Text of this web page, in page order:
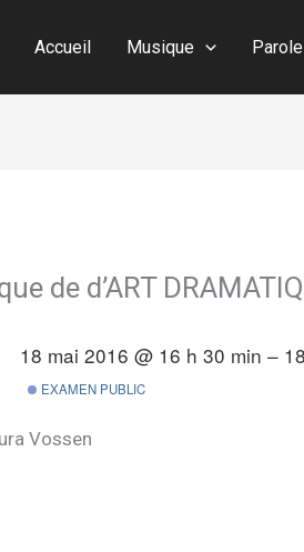
Accueil Musique Parole
de d’ART
18 mai 2016 @ 16 h 30 min –
EXAMEN PUBLIC
Vossen